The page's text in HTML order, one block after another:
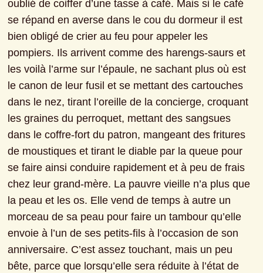
oublié de coiffer d’une tasse à café. Mais si le café
se répand en averse dans le cou du dormeur il est
bien obligé de crier au feu pour appeler les
pompiers. Ils arrivent comme des harengs-saurs et
les voilà l’arme sur l’épaule, ne sachant plus où est
le canon de leur fusil et se mettant des cartouches
dans le nez, tirant l’oreille de la concierge, croquant
les graines du perroquet, mettant des sangsues
dans le coffre-fort du patron, mangeant des fritures
de moustiques et tirant le diable par la queue pour
se faire ainsi conduire rapidement et à peu de frais
chez leur grand-mère. La pauvre vieille n’a plus que
la peau et les os. Elle vend de temps à autre un
morceau de sa peau pour faire un tambour qu’elle
envoie à l’un de ses petits-fils à l’occasion de son
anniversaire. C’est assez touchant, mais un peu
bête, parce que lorsqu’elle sera réduite à l’état de